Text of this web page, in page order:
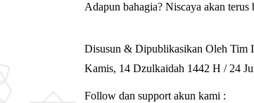
Adapun bahagia? Niscaya akan terus
Disusun & Dipublikasikan Oleh Tim
Kamis, 14 Dzulkaidah 1442 H / 24
Follow dan support akun kami :